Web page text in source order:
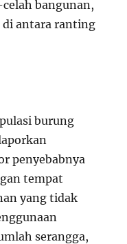
bangunan,
di antara ranting
burung
penyebabnya
tempat
yang tidak
serangga,